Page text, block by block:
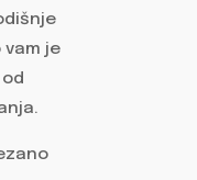
vam je